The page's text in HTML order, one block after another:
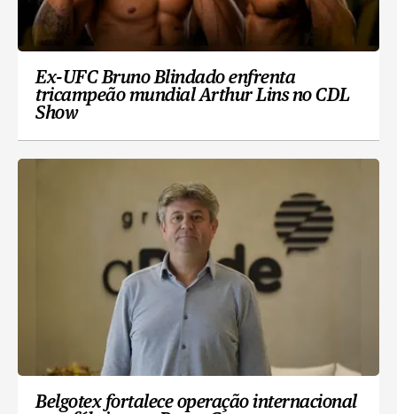
Ex-UFC Bruno Blindado enfrenta
tricampeão mundial Arthur Lins no CDL
Show
Belgotex fortalece operação internacional